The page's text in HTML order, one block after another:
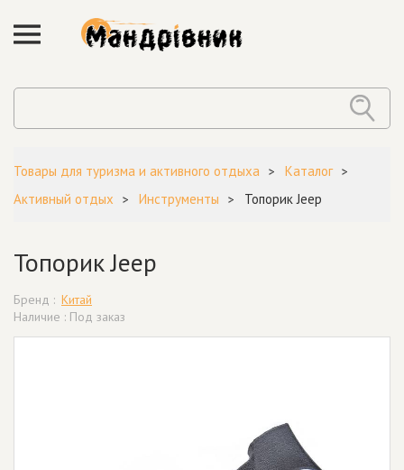
Товары для туризма и активного отдыха
Каталог
Активный отдых
Инструменты Топорик Jeep
Топорик Jeep
Бренд : Китай
Наличие : Под заказ